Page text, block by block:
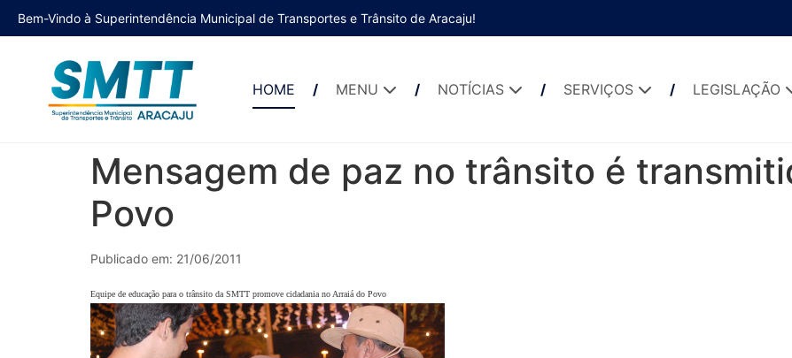
Bem-Vindo à Superintendência Municipal de Transportes e Trânsito de Aracaju!
HOME MENU NOTÍCIAS SERVIÇOS LEGISLAÇÃO
Mensagem de paz no trânsito é
Povo
Publicado em: 21/06/2011
Equipe de educação para o trânsito da SMTT promove cidadania no Arraiá do Povo